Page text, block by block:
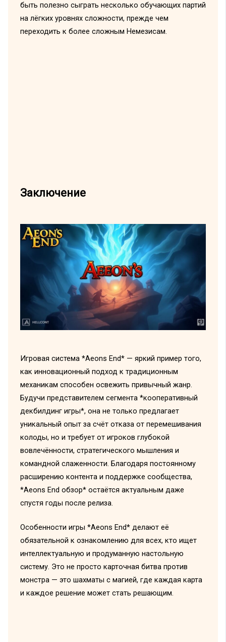
быть полезно сыграть несколько обучающих партий
на лёгких уровнях сложности, прежде чем
переходить к более сложным Немезисам.
Заключение
Игровая система *Aeons End* — яркий пример того,
как инновационный подход к традиционным
механикам способен освежить привычный жанр.
Будучи представителем сегмента *кооперативный
декбилдинг игры*, она не только предлагает
уникальный опыт за счёт отказа от перемешивания
колоды, но и требует от игроков глубокой
вовлечённости, стратегического мышления и
командной слаженности. Благодаря постоянному
расширению контента и поддержке сообщества,
*Aeons End обзор* остаётся актуальным даже
спустя годы после релиза.
Особенности игры *Aeons End* делают её
обязательной к ознакомлению для всех, кто ищет
интеллектуальную и продуманную настольную
систему. Это не просто карточная битва против
монстра — это шахматы с магией, где каждая карта
и каждое решение может стать решающим.